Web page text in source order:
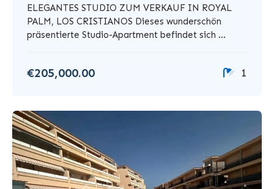
ELEGANTES STUDIO ZUM VERKAUF IN ROYAL
PALM, LOS CRISTIANOS Dieses wunderschön
präsentierte Studio-Apartment befindet sich ...
€205,000.00 1